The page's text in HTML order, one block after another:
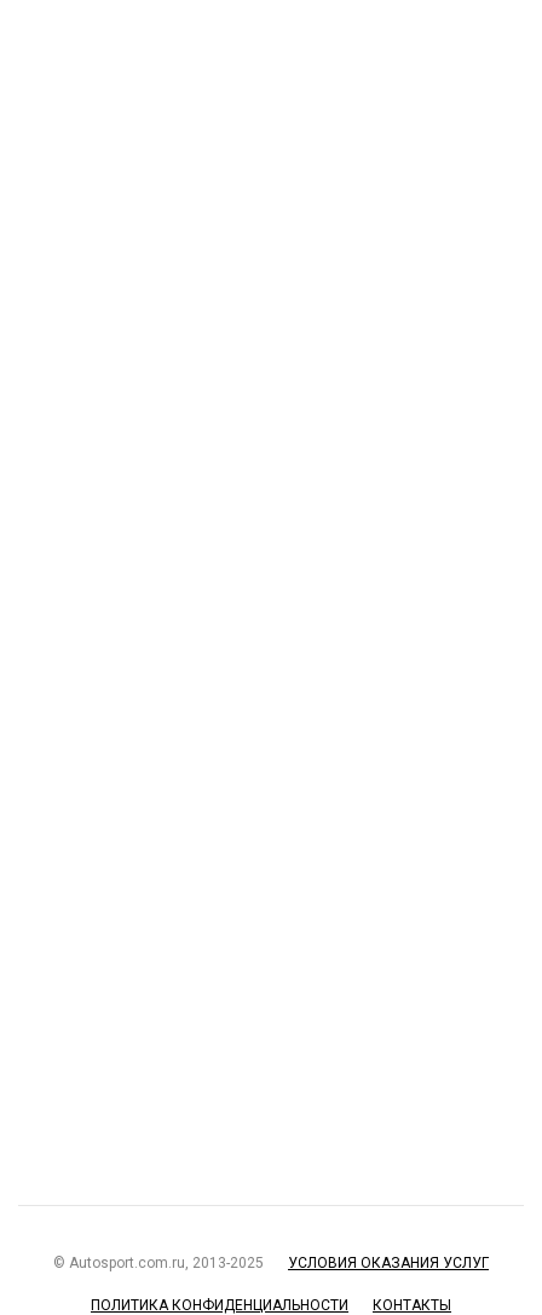
© Autosport.com.ru, 2013-2025 УСЛОВИЯ ОКАЗАНИЯ УСЛУГ
ПОЛИТИКА КОНФИДЕНЦИАЛЬНОСТИ КОНТАКТЫ